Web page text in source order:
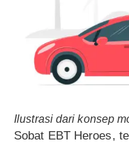
Ilustrasi dari konsep
Sobat EBT Heroes,